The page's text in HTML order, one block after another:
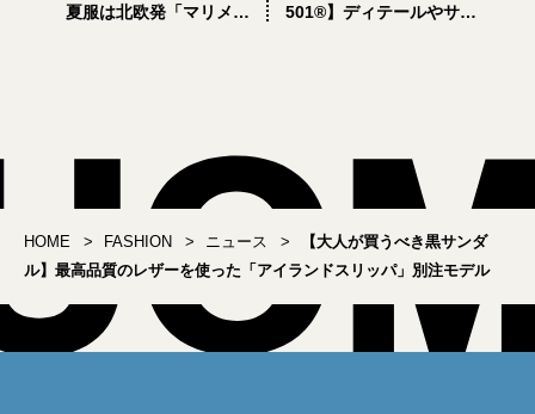
夏服は北欧発「マリメッ
501®】ディテールやサイ
HOME FASHION ニュース
【大人が買うべき黒サンダ
ル】最高品質のレザーを使った「アイランドスリッパ」別注モデル